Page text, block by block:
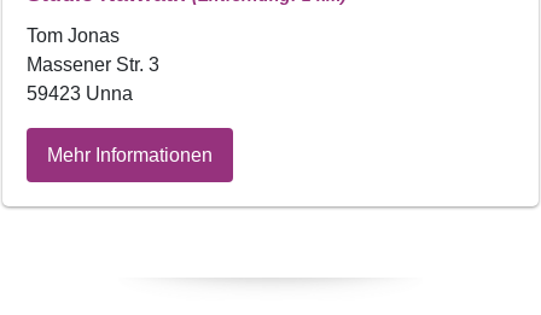
Tom Jonas
Massener Str. 3
59423 Unna
Mehr Informationen